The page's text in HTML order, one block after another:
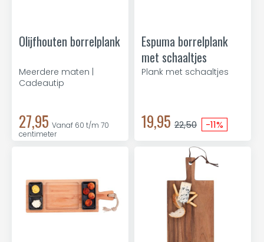
Olijfhouten borrelplank
Meerdere maten |
Cadeautip
27,95 Vanaf 60 t/m 70
centimeter
Espuma borrelplank
met schaaltjes
Plank met schaaltjes
19,95 22,50 -11%